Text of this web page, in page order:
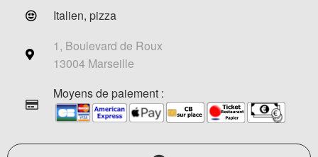
Italien, pizza
1, Boulevard de Roux
13004 Marseille
Moyens de paiement :